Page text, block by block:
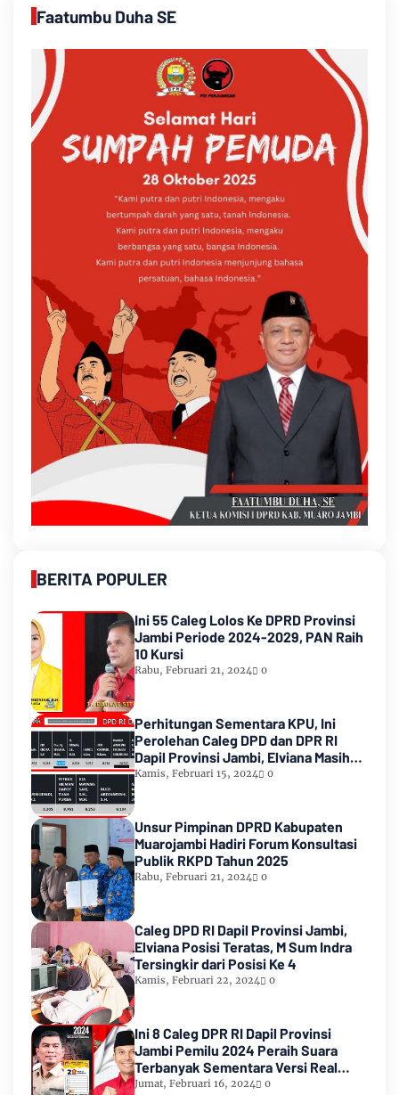
Faatumbu Duha SE
BERITA POPULER
Ini 55 Caleg Lolos Ke DPRD Provinsi
Jambi Periode 2024-2029, PAN Raih
10 Kursi
Rabu, Februari 21, 2024 0
Perhitungan Sementara KPU, Ini
Perolehan Caleg DPD dan DPR RI
Dapil Provinsi Jambi, Elviana Masih
Urutan Kedua Teratas
Kamis, Februari 15, 2024 0
Unsur Pimpinan DPRD Kabupaten
Muarojambi Hadiri Forum Konsultasi
Publik RKPD Tahun 2025
Rabu, Februari 21, 2024 0
Caleg DPD RI Dapil Provinsi Jambi,
Elviana Posisi Teratas, M Sum Indra
Tersingkir dari Posisi Ke 4
Kamis, Februari 22, 2024 0
Ini 8 Caleg DPR RI Dapil Provinsi
Jambi Pemilu 2024 Peraih Suara
Terbanyak Sementara Versi Real
Count KPU RI
Jumat, Februari 16, 2024 0